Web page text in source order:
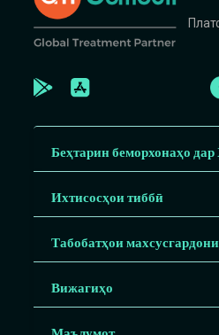
Беҳтарин беморхонаҳо
Ихтисосҳои тиббӣ
Табобатҳои
Вижагиҳо